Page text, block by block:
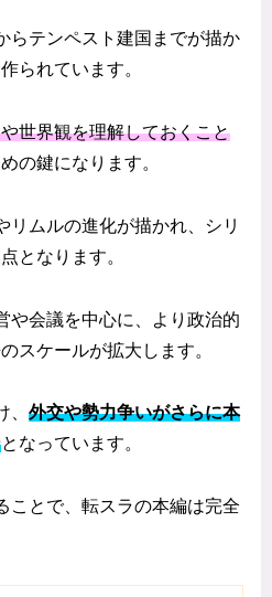
らテンペスト建国までが描か
られています。
世界観を理解しておくこと
の鍵になります。
リムルの進化が描かれ、シリ
となります。
や会議を中心に、より政治的
スケールが拡大します。
外交や勢力争いがさらに本
となっています。
ことで、転スラの本編は完全